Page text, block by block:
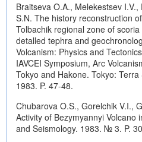
Braitseva O.A., Melekestsev
S.N. The history reconstruction
Tolbachik regional zone of
detalled tephra and
Volcanism: Physics and
IAVCEI Symposium, Arc
Tokyo and Hakone. Tokyo:
1983. P. 47-48.
Chubarova O.S., Gorelchik V.I.,
Activity of Bezymyannyi Volcano
and Seismology. 1983. № 3. P.